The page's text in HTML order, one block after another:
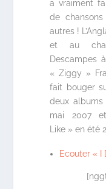
a vraiment
de
autres !
et au
Descampes
« Ziggy »
fait bouger
deux
mai 2007
Like » en été
Ecouter « I